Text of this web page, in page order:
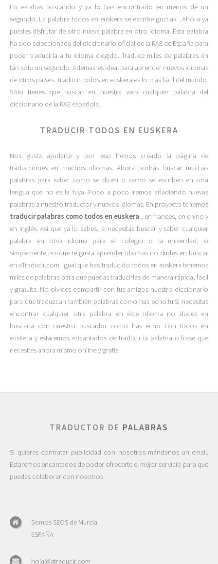
Lo estabas buscando y ya lo has encontrado en menos de un
segundo. La palabra todos en euskera se escribe guztiak . Ahora ya
puedes disfrutar de otro nueva palabra en otro idioma. Ésta palabra
ha sido seleccionada del diccionario oficial de la RAE de España para
poder traducirla a tu idioma elegido. Traduce miles de palabras en
tán sólo un segundo. Ademas es ideal para aprender nuevos idiomas
de otros paises. Traducir todos en euskera es lo más fácil del mundo.
Sólo tienes que buscar en nuestra web cualquier palabra del
diccionario de la RAE española.
TRADUCIR TODOS EN EUSKERA
Nos gusta ayudarte y por eso hemos creado la página de
traducciones en muchos idiomas. Ahora podrás buscar muchas
palabras para saber como se dicen o como se escriben en otra
lengua que no es la tuya. Poco a poco iremos añadiendo nuevas
palabras a nuestro traductor y nuevos idiomas. En proyecto tenemos
traducir palabras como todos en euskera
, en frances, en chino y
en inglés. Así que ya lo sabes, si necesitas buscar y saber cualquier
palabra en otro idioma para el colegio o la univerdad, o
simplemente porque te gusta aprender idiomas no dudes en buscar
en aTraducir.com. Igual que has traducido todos en euskera tenemos
miles de palabras para que puedas traducirlas de manera rápida, fácil
y gratuita. No olvides compartir con tus amigos nuestro diccionario
para que traduzcan también palabras como has echo tu.Si necesitas
encontrar cualquier otra palabra en éste idioma no dudes en
buscarla con nuestro buscador como has echo con todos en
euskera y estaremos encantados de traducir la palabra o frase que
necesites ahora mismo online y gratis.
TRADUCTOR DE PALABRAS
Si quieres contratar publicidad con nosotros mándanos un email.
Estaremos encantados de poder ofrecerte el mejor servicio para que
puedas colaborar con nosotros.
Somos SEOS de Murcia
ESPAÑA
hola@atraducir.com